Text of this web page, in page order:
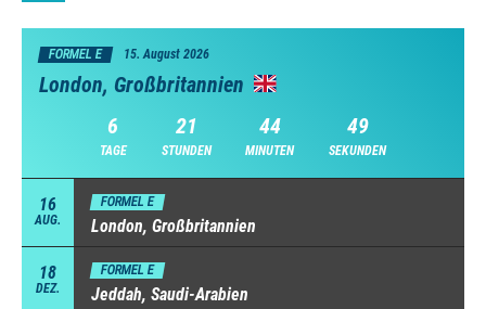
FORMEL E 15. August 2026
London, Großbritannien
6
TAGE
21
STUNDEN
44
MINUTEN
48
SEKUNDEN
16
AUG.
FORMEL E
London, Großbritannien
18
DEZ.
FORMEL E
Jeddah, Saudi-Arabien